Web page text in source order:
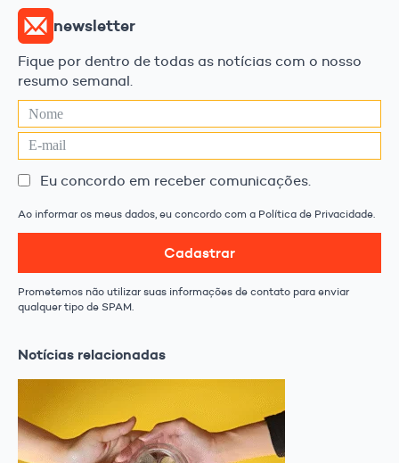
newsletter
Fique por dentro de todas as notícias com o nosso
resumo semanal.
Eu concordo em receber comunicações.
Ao informar os meus dados, eu concordo com a Política de Privacidade.
Cadastrar
Prometemos não utilizar suas informações de contato para enviar
qualquer tipo de SPAM.
Notícias relacionadas